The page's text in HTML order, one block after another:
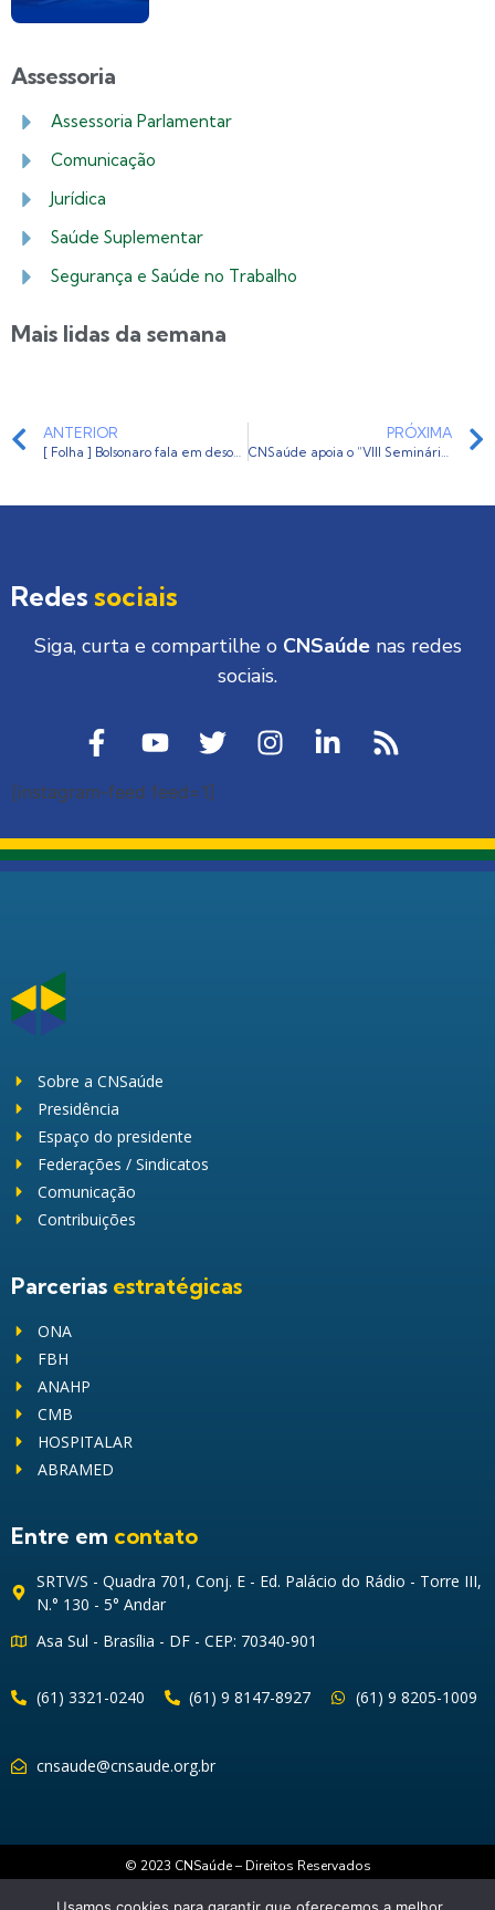
Assessoria
Assessoria Parlamentar
Comunicação
Jurídica
Saúde Suplementar
Segurança e Saúde no Trabalho
Mais lidas da semana
ANTERIOR
[ Folha ] Bolsonaro fala em desonerar folha para compensar piso da enfermagem, mas setor acha insuficiente
PRÓXIMA
CNSaúde apoia o “VIII Seminário CARF de Direito Tributário e Aduaneiro”
Redes sociais
Siga, curta e compartilhe o CNSaúdenas redes
sociais.
[instagram-feed feed=1]
Sobre a CNSaúde
Presidência
Espaço do presidente
Federações / Sindicatos
Comunicação
Contribuições
Parcerias estratégicas
ONA
FBH
ANAHP
CMB
HOSPITALAR
ABRAMED
Entre em contato
SRTV/S - Quadra 701, Conj. E - Ed. Palácio do Rádio - Torre III,
N.° 130 - 5° Andar
Asa Sul - Brasília - DF - CEP: 70340-901
(61) 3321-0240 (61) 9 8147-8927 (61) 9 8205-1009
cnsaude@cnsaude.org.br
© 2023 CNSaúde – Direitos Reservados